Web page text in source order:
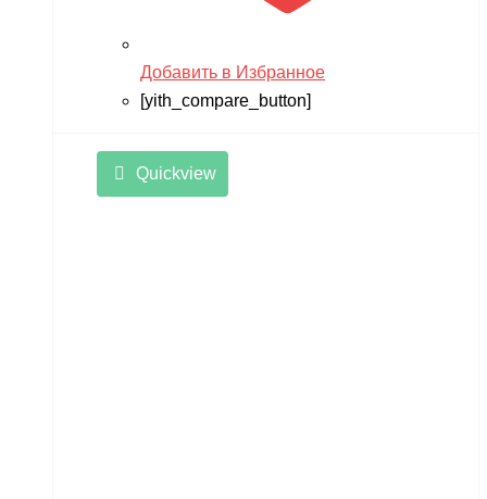
Добавить в Избранное
[yith_compare_button]
Quickview